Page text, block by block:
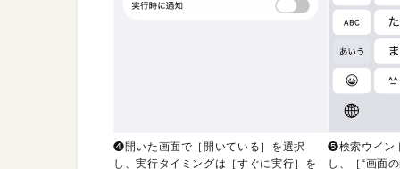
❹開いた画面で［開いている］を選択
し、実行タイミングは［すぐに実行］を
❺検索ウイン
し、［“画面